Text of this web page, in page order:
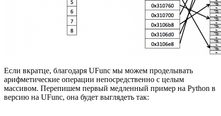
Если вкратце, благодаря UFunc мы можем проделывать
арифметические операции непосредственно с целым
массивом. Перепишем первый медленный пример на Python в
версию на UFunc, она будет выглядеть так: